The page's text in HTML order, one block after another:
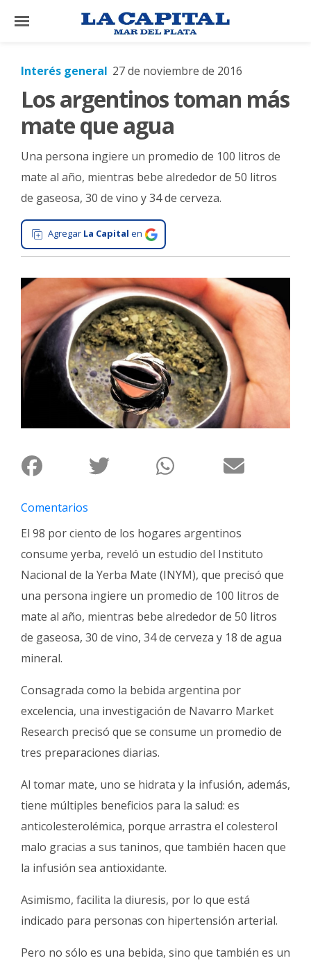
×
El
Mundo
La
Zona
Cultura
Tecnología
Gastronomía
Salud
Interés
General
La
Ciudad
Espectáculos
de
Familia
Clasificados
Interés general 27 de noviembre de 2016
Los argentinos toman más
mate que agua
Una persona ingiere un promedio de 100 litros de
mate al año, mientras bebe alrededor de 50 litros
de gaseosa, 30 de vino y 34 de cerveza.
Agregar La Capital en
Comentarios
El 98 por ciento de los hogares argentinos
consume yerba, reveló un estudio del Instituto
Nacional de la Yerba Mate (INYM), que precisó que
una persona ingiere un promedio de 100 litros de
mate al año, mientras bebe alrededor de 50 litros
de gaseosa, 30 de vino, 34 de cerveza y 18 de agua
mineral.
Consagrada como la bebida argentina por
excelencia, una investigación de Navarro Market
Research precisó que se consume un promedio de
tres preparaciones diarias.
Al tomar mate, uno se hidrata y la infusión, además,
tiene múltiples beneficios para la salud: es
anticolesterolémica, porque arrastra el colesterol
malo gracias a sus taninos, que también hacen que
la infusión sea antioxidante.
Asimismo, facilita la diuresis, por lo que está
indicado para personas con hipertensión arterial.
Pero no sólo es una bebida, sino que también es un